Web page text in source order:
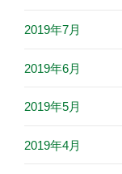
2019年7月
2019年6月
2019年5月
2019年4月